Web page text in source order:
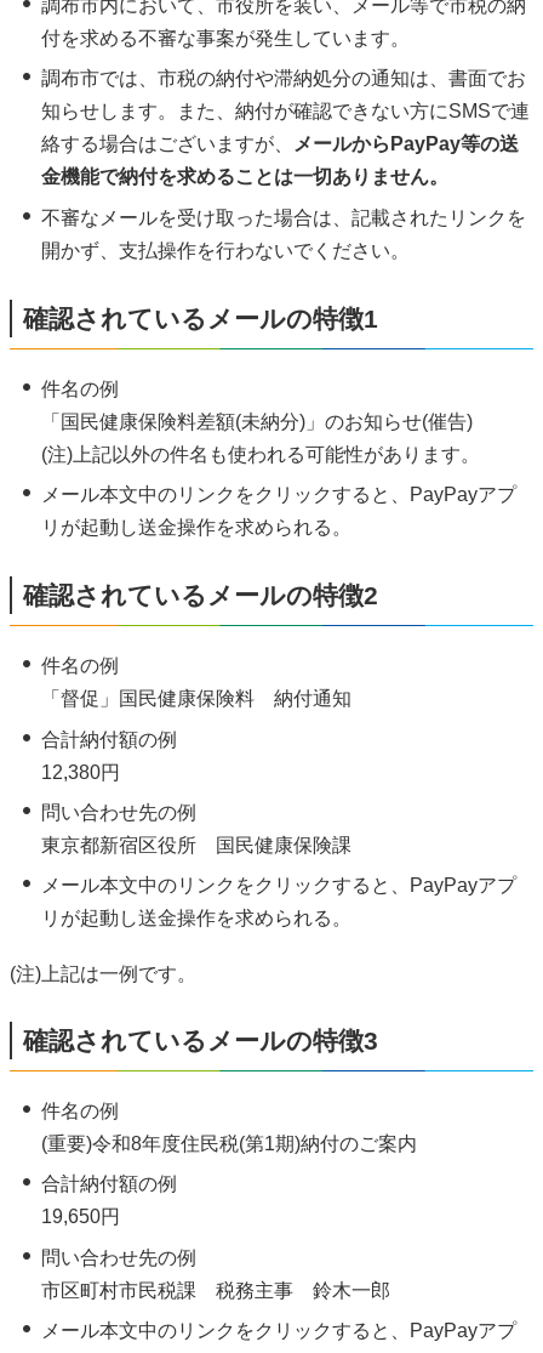
調布市内において、市役所を装い、メール等で市税の納
付を求める不審な事案が発生しています。
調布市では、市税の納付や滞納処分の通知は、書面でお
知らせします。また、納付が確認できない方にSMSで連
絡する場合はございますが、
メールからPayPay等の送
金機能で納付を求めることは一切ありません。
不審なメールを受け取った場合は、記載されたリンクを
開かず、支払操作を行わないでください。
確認されているメールの特徴1
件名の例
「国民健康保険料差額(未納分)」のお知らせ(催告)
(注)上記以外の件名も使われる可能性があります。
メール本文中のリンクをクリックすると、PayPayアプ
リが起動し送金操作を求められる。
確認されているメールの特徴2
件名の例
「督促」国民健康保険料 納付通知
合計納付額の例
12,380円
問い合わせ先の例
東京都新宿区役所 国民健康保険課
メール本文中のリンクをクリックすると、PayPayアプ
リが起動し送金操作を求められる。
(注)上記は一例です。
確認されているメールの特徴3
件名の例
(重要)令和8年度住民税(第1期)納付のご案内
合計納付額の例
19,650円
問い合わせ先の例
市区町村市民税課 税務主事 鈴木一郎
メール本文中のリンクをクリックすると、PayPayアプ